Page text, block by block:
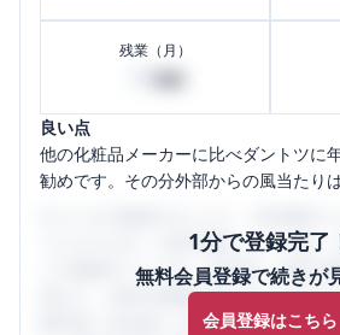
残業（月）
良い点
他の化粧品メーカーに比べダントツに
勧めです。その分外部からの風当たり
1分で登録完了
無料会員登録で続きが
会員登録はこちら
うになります。SHEHUB(シーハブ)は
ミの投稿サイトです。給与面・女性の
判など、女性の転職は気にすべき点が
輩社員（元社員）の口コミを通して、